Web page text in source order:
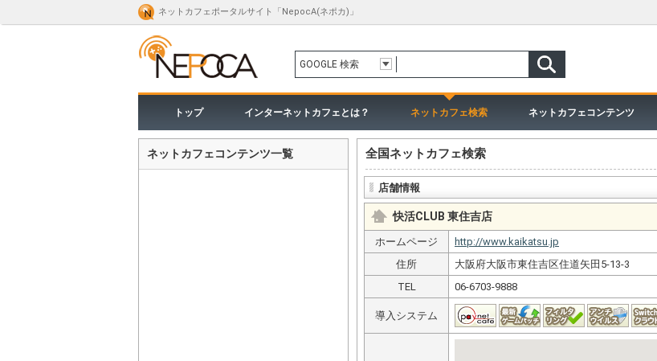
ネットカフェポータルサイト「NepocA(ネポカ)」
GOOGLE 検索
トップ インターネットカフェとは？ ネットカフェ検索 ネットカフェコンテンツ
ネットカフェコンテンツ一覧 全国ネットカフェ検索
店舗情報
快活CLUB 東住吉店
ホームページ
http://www.kaikatsu.jp
住所
大阪府大阪市東住吉区住道矢田5-13-3
TEL
06-6703-9888
導入システム